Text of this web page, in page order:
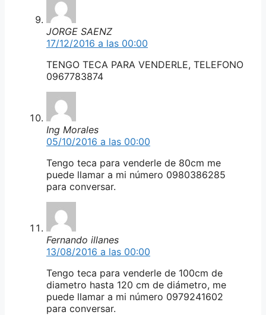
JORGE SAENZ
17/12/2016 a las 00:00
TENGO TECA PARA VENDERLE, TELEFONO
0967783874
Ing Morales
05/10/2016 a las 00:00
Tengo teca para venderle de 80cm me
puede llamar a mi número 0980386285
para conversar.
Fernando illanes
13/08/2016 a las 00:00
Tengo teca para venderle de 100cm de
diametro hasta 120 cm de diámetro, me
puede llamar a mi número 0979241602
para conversar.